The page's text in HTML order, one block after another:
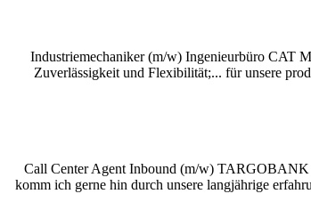
Industriemechaniker (m/w) Ingenieurbüro CAT
Zuverlässigkeit und Flexibilität;... für unsere
Call Center Agent Inbound (m/w) TARGOBANK
komm ich gerne hin durch unsere langjährige